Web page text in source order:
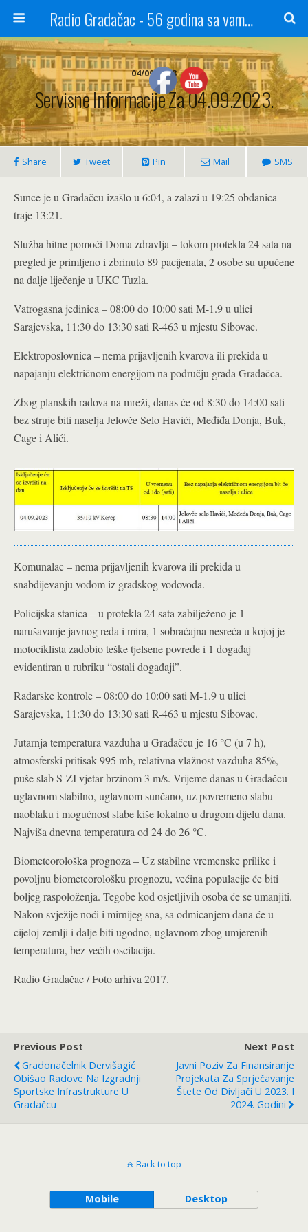
Radio Gradačac - 56 godina sa vama...
04/09/2023
Servisne Informacije Za 04.09.2023.
Share Tweet Pin Mail SMS
Sunce je u Gradačcu izašlo u 6:04, a zalazi u 19:25 obdanica
traje 13:21.
Služba hitne pomoći Doma zdravlja – tokom protekla 24 sata na
pregled je primljeno i zbrinuto 89 pacijenata, 2 osobe su upućene
na dalje liječenje u UKC Tuzla.
Vatrogasna jedinica – 08:00 do 10:00 sati M-1.9 u ulici
Sarajevska, 11:30 do 13:30 sati R-463 u mjestu Sibovac.
Elektroposlovnica – nema prijavljenih kvarova ili prekida u
napajanju električnom energijom na području grada Gradačca.
Zbog planskih radova na mreži, danas će od 8:30 do 14:00 sati
bez struje biti naselja Jelovče Selo Havići, Međiđa Donja, Buk,
Cage i Alići.
Komunalac – nema prijavljenih kvarova ili prekida u
snabdijevanju vodom iz gradskog vodovoda.
Policijska stanica – u protekla 24 sata zabilježeno je 1
narušavanje javnog reda i mira, 1 sobraćajna nesreća u kojoj je
motociklista zadobio teške tjelsene povrede i 1 događaj
evidentiran u rubriku “ostali događaji”.
Radarske kontrole – 08:00 do 10:00 sati M-1.9 u ulici
Sarajevska, 11:30 do 13:30 sati R-463 u mjestu Sibovac.
Jutarnja temperatura vazduha u Gradačcu je 16 °C (u 7 h),
atmosferski pritisak 995 mb, relativna vlažnost vazduha 85%,
puše slab S-ZI vjetar brzinom 3 m/s. Vrijeme danas u Gradačcu
uglavnom stabilno, uglavnom sunčano, uz povremeno slabu
naoblaku i mogućnost slabe kiše lokalno u drugom dijelu dana.
Najviša dnevna temperatura od 24 do 26 °C.
Biometeorološka prognoza – Uz stabilne vremenske prilike i
povoljnu biometeorološku prognozu, većina populacije će biti
boljeg raspoloženja. Tegobe kod osjetljivih osoba će se umanjiti.
Nakon svježije noći i mirnijeg sna, sa odmicanjem dana će u
cijeloj zemlji i dalje biti ugodno, uglavnom zbog umjerenih
temperatura, bez većih oscilacija.
Radio Gradačac / Foto arhiva 2017.
Previous Post
Gradonačelnik Dervišagić
Obišao Radove Na Izgradnji
Sportske Infrastrukture U
Gradačcu
Next Post
Javni Poziv Za Finansiranje
Projekata Za Sprječavanje
Štete Od Divljači U 2023. I
2024. Godini
Back to top
Mobile Desktop